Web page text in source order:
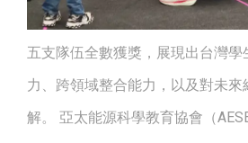
五支隊伍全數獲獎，展現出台灣
力、跨領域整合能力，以及對未來
解。 亞太能源科學教育協會（